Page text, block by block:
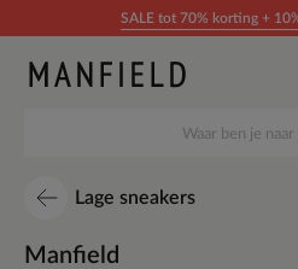
Doorgaan naar artikelSALE tot 70% korting +
Lage sneakers
Manfield